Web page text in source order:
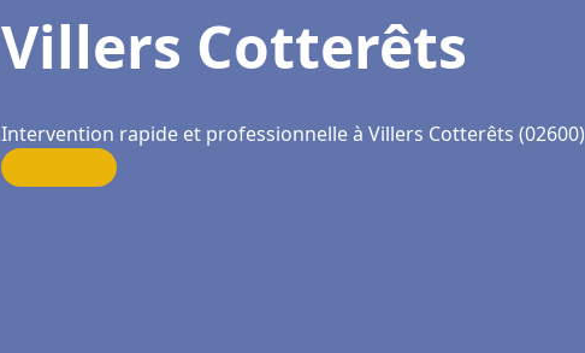
Villers Cotterêts
Intervention rapide et professionnelle à Villers Cotterêts (02600)